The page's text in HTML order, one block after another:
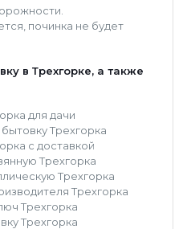
починка не будет
в Трехгорке, а также
для дачи
Трехгорка
с доставкой
Трехгорка
Трехгорка
Трехгорка
Трехгорка
Трехгорка